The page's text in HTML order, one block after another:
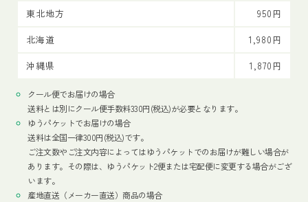
東北地方
950円
北海道
1,980円
沖縄県
1,870円
クール便でお届けの場合
送料とは別にクール便手数料330円(税込)が必要となります。
ゆうパケットでお届けの場合
送料は全国一律300円(税込)です。
ご注文数やご注文内容によってはゆうパケットでのお届けが難しい場合が
あります。その際は、ゆうパケット2便または宅配便に変更する場合がござ
います。
産地直送（メーカー直送）商品の場合